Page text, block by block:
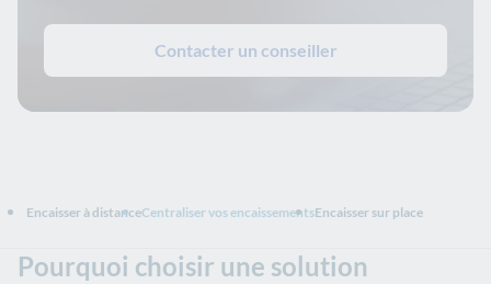
Contacter un conseiller
Encaisser à distanceCentraliser vos encaissementsEncaisser sur place
Pourquoi choisir une solution